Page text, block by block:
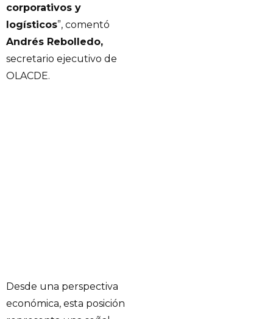
corporativos y
logísticos”, comentó
Andrés Rebolledo,
secretario ejecutivo de
OLACDE.
Desde una perspectiva
económica, esta posición